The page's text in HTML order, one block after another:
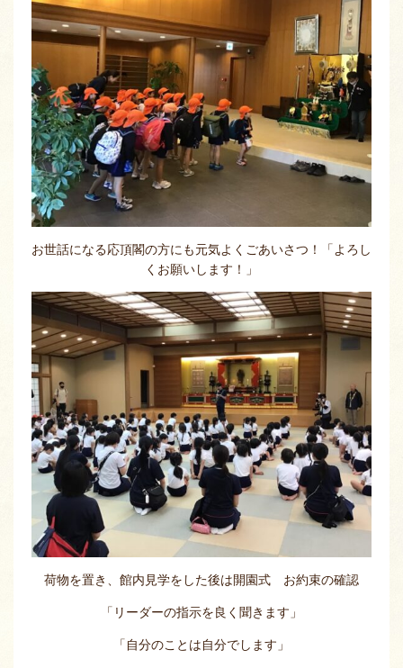
お世話になる応頂閣の方にも元気よくごあいさつ！「よろし
くお願いします！」
荷物を置き、館内見学をした後は開園式 お約束の確認
「リーダーの指示を良く聞きます」
「自分のことは自分でします」